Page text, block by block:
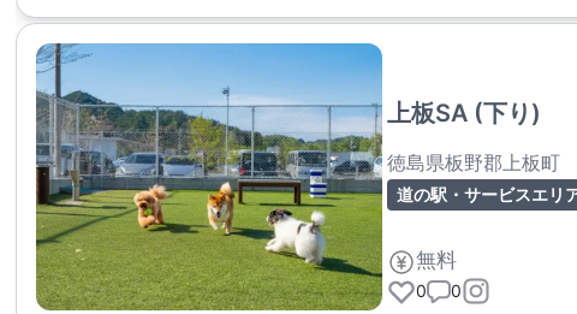
上板SA (下り)
徳島県板野郡上板町
道の駅・サービスエリ
無料
0 0